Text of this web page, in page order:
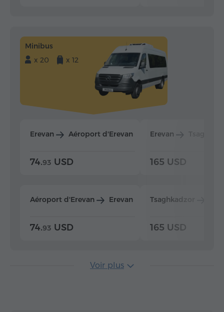
Minibus
x 20
x 12
Erevan Aéroport d'Erevan
74.93 USD
Aéroport d'Erevan Erevan
74.93 USD
Erevan
165 USD
Tsaghkadzor
165 USD
Voir plus